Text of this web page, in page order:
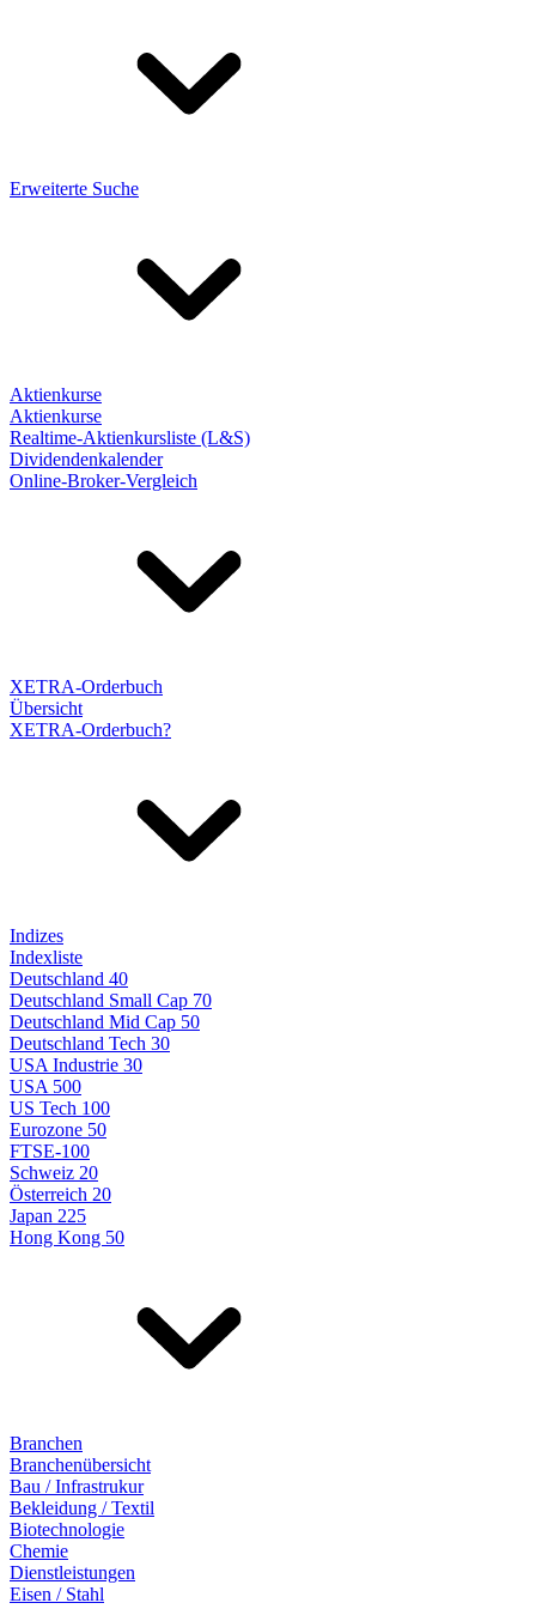
Erweiterte Suche
Aktienkurse
Aktienkurse
Realtime-Aktienkursliste (L&S)
Dividendenkalender
Online-Broker-Vergleich
XETRA-Orderbuch
Übersicht
XETRA-Orderbuch?
Indizes
Indexliste
Deutschland 40
Deutschland Small Cap 70
Deutschland Mid Cap 50
Deutschland Tech 30
USA Industrie 30
USA 500
US Tech 100
Eurozone 50
FTSE-100
Schweiz 20
Österreich 20
Japan 225
Hong Kong 50
Branchen
Branchenübersicht
Bau / Infrastrukur
Bekleidung / Textil
Biotechnologie
Chemie
Dienstleistungen
Eisen / Stahl